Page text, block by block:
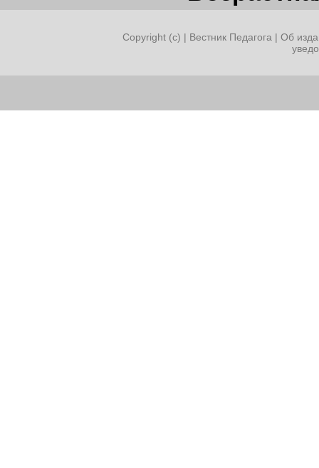
Copyright (c) | Вестник Педагога | Об